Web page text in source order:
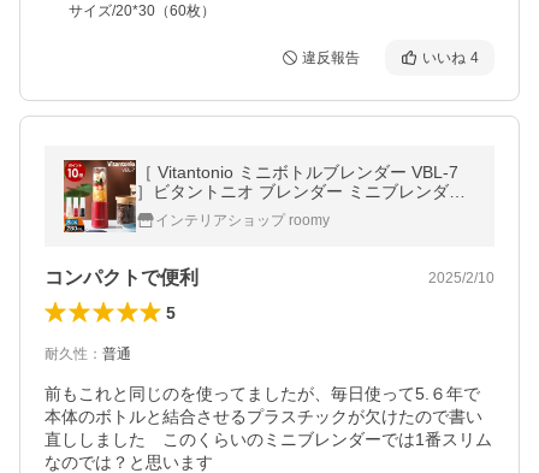
サイズ/20*30（60枚）
違反報告 いいね 4
［ Vitantonio ミニボトルブレンダー VBL-7
］ビタントニオ ブレンダー ミニブレンダー
ボトル コンパクト スムージー ミキサー 小型
便利 おしゃれ 氷 砕ける
インテリアショップ roomy
コンパクトで便利 2025/2/10
5
耐久性 ： 普通
前もこれと同じのを使ってましたが、毎日使って5.６年で
本体のボトルと結合させるプラスチックが欠けたので書い
直ししました　このくらいのミニブレンダーでは1番スリム
なのでは？と思います